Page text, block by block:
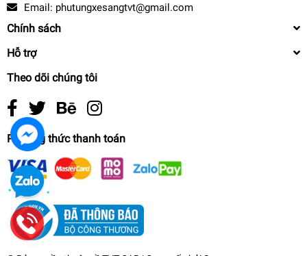
Email: phutungxesangtvt@gmail.com
Chính sách
Hỗ trợ
Theo dõi chúng tôi
Phương thức thanh toán
undefined